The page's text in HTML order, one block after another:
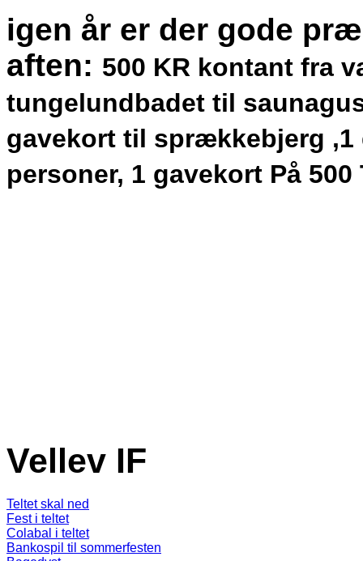
igen år er der gode
aften: 500 KR kontant fra
tungelundbadet til
gavekort til sprækkebjerg
personer, 1 gavekort På
Vellev IF
Teltet skal ned
Fest i teltet
Colabal i teltet
Bankospil til sommerfesten